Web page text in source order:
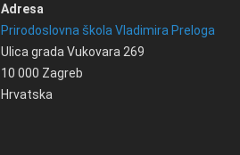
Adresa
Prirodoslovna škola Vladimira Preloga
Ulica grada Vukovara 269
10 000 Zagreb
Hrvatska